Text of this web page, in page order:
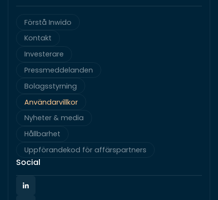
Förstå Inwido
Kontakt
Investerare
Pressmeddelanden
Bolagsstyrning
Användarvillkor
Nyheter & media
Hållbarhet
Uppförandekod för affärspartners
Social